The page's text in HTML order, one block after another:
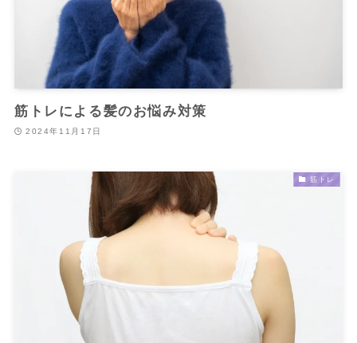
筋トレによる髪のお悩み対策
2024年11月17日
筋トレ